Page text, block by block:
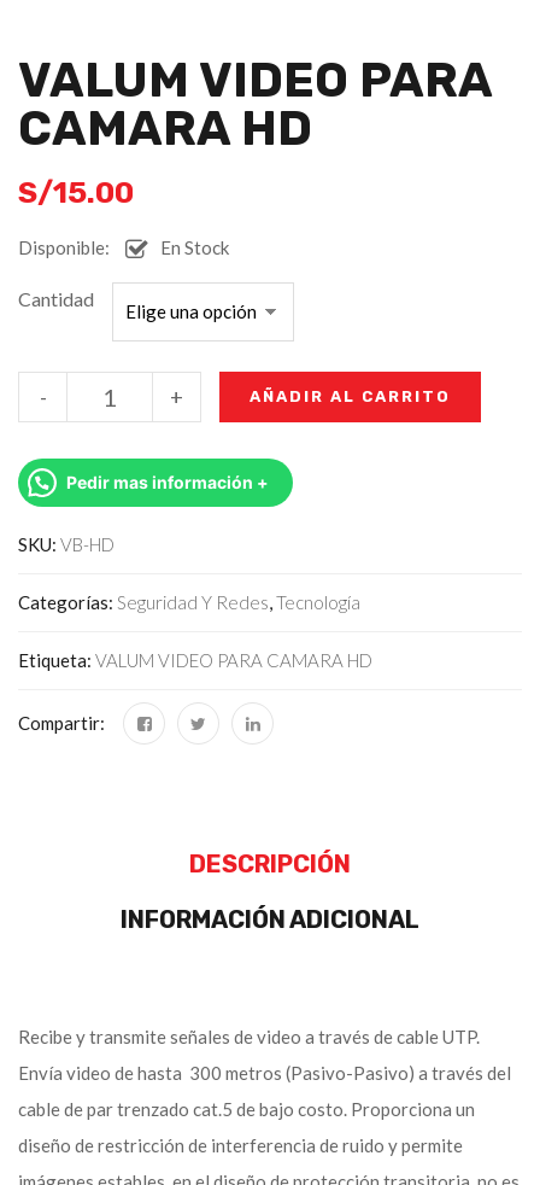
VALUM VIDEO PARA
CAMARA HD
S/15.00
Disponible: En Stock
Cantidad
+
- AÑADIR AL CARRITO
Pedir mas información +
SKU: VB-HD
Categorías: Seguridad Y Redes,Tecnología
Etiqueta: VALUM VIDEO PARA CAMARA HD
Compartir:
DESCRIPCIÓN
INFORMACIÓN ADICIONAL
Recibe y transmite señales de video a través de cable UTP.
Envía video de hasta 300 metros (Pasivo-Pasivo) a través del
cable de par trenzado cat.5 de bajo costo. Proporciona un
diseño de restricción de interferencia de ruido y permite